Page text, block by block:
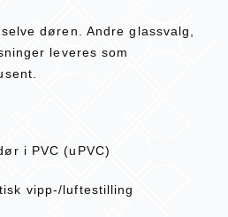
døren. Andre glassvalg,
leveres som
i PVC (uPVC)
vipp-/luftestilling